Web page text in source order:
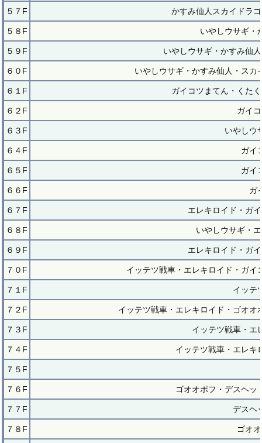
５７F かすみ仙人スカイドラ
５８F いやしウサギ・
５９F いやしウサギ・かすみ仙
６０F いやしウサギ・かすみ仙人・ス
６１F ガイコツまてん・くた
６２F ガイ
６３F いやしウ
６４F ガイ
６５F ガイ
６６F ガ
６７F エレキロイド・ガ
６８F いやしウサギ・
６９F エレキロイド・ガ
７０F イッテツ戦車・エレキロイド・ガ
７１F イッテ
７２F イッテツ戦車・エレキロイド・ゴオ
７３F イッテツ戦車・エ
７４F イッテツ戦車・エレキ
７５F
７６F ゴオオポフ・デスヘッ
７７F デスヘ
７８F ゴオ